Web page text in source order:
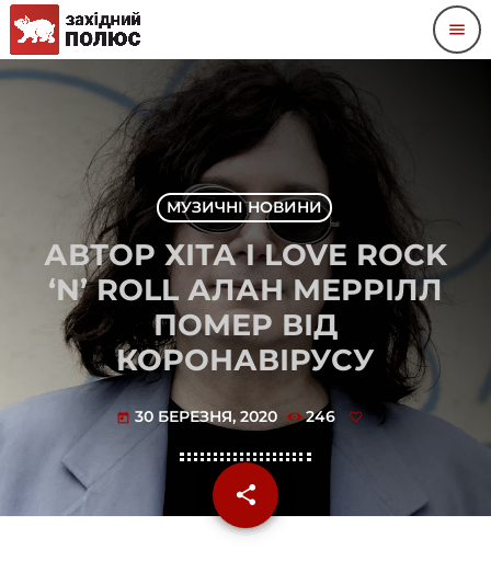
menu
МУЗИЧНІ НОВИНИ
АВТОР ХІТА I LOVE ROCK
‘N’ ROLL АЛАН МЕРРІЛЛ
ПОМЕР ВІД
КОРОНАВІРУСУ
today 30 БЕРЕЗНЯ, 2020 246
share
email